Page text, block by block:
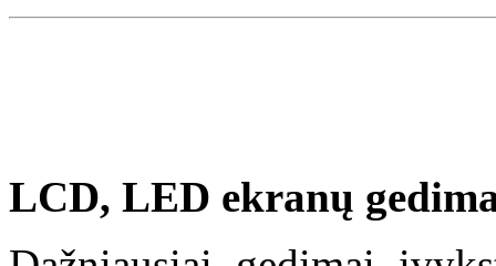
LCD, LED ekranų